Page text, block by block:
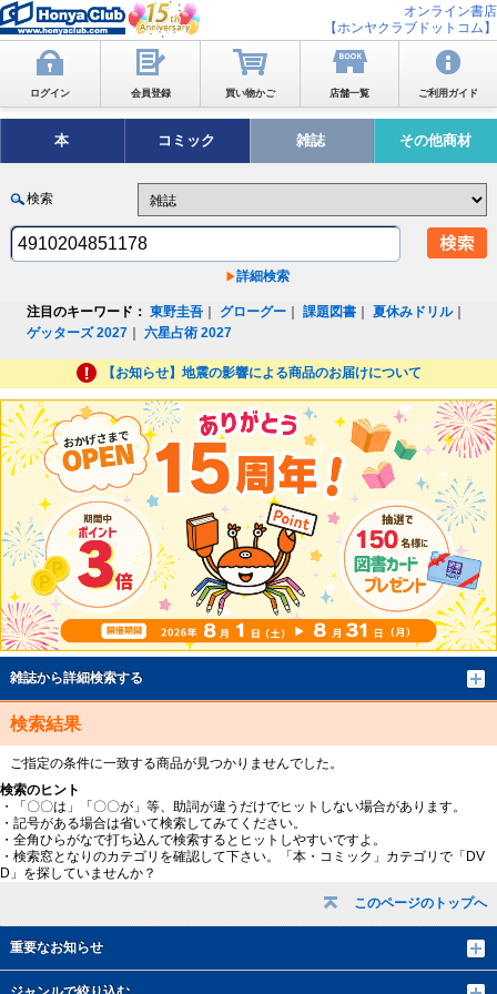
オンライン書店
【ホンヤクラブドットコム】
ログイン 会員登録 買い物かご 店舗一覧 ご利用ガイド
本 コミック 雑誌 その他商材
検索
詳細検索
注目のキーワード： 東野圭吾 グローグー ｜課題図書 ｜夏休みドリル｜
ゲッターズ 2027 ｜六星占術 2027
【お知らせ】地震の影響による商品のお届けについて
このページのトップへ
重要なお知らせ
雑誌から詳細検索する
検索結果
ご指定の条件に一致する商品が見つかりませんでした。
検索のヒント
・「〇〇は」「〇〇が」等、助詞が違うだけでヒットしない場合があります。
・記号がある場合は省いて検索してみてください。
・全角ひらがなで打ち込んで検索するとヒットしやすいですよ。
・検索窓となりのカテゴリを確認して下さい。「本・コミック」カテゴリで「DV
D」を探していませんか？